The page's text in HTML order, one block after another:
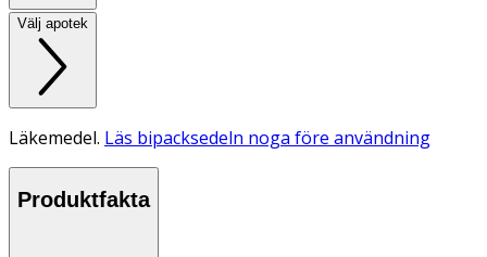
Välj apotek
Läkemedel. Läs bipacksedeln noga före användning
Produktfakta